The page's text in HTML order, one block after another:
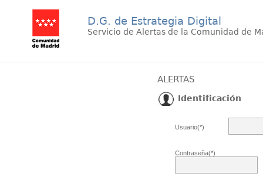
D.G. de Estrategia Digital
Servicio de Alertas de la Comunidad de
ALERTAS
Identificación
Usuario(*)
Contraseña(*)